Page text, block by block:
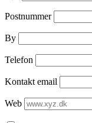
Postnummer
By
Telefon
Kontakt email
Web